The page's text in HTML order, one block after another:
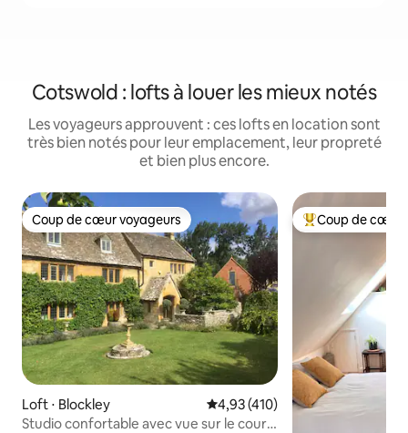
Cotswold : lofts à louer les mieux notés
Les voyageurs approuvent : ces lofts en location sont
très bien notés pour leur emplacement, leur propreté
et bien plus encore.
Coup de cœur voyageurs
Coup de cœur voyageurs
Loft ⋅ Blockley Évaluation moyenne sur la
4,93 (410)
Studio confortable avec vue sur le court
Coups de cœur
Coup de cœur